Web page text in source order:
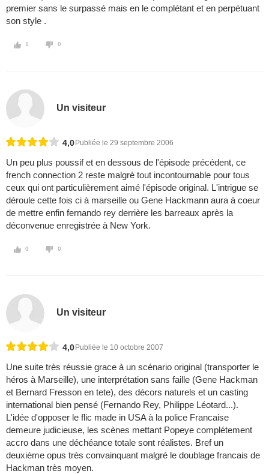
premier sans le surpassé mais en le complétant et en perpétuant
son style .
1 0
Un visiteur
4,0 Publiée le 29 septembre 2006
Un peu plus poussif et en dessous de l'épisode précédent, ce
french connection 2 reste malgré tout incontournable pour tous
ceux qui ont particulièrement aimé l'épisode original. L'intrigue se
déroule cette fois ci à marseille ou Gene Hackmann aura à coeur
de mettre enfin fernando rey derrière les barreaux après la
déconvenue enregistrée à New York.
0 0
Un visiteur
4,0 Publiée le 10 octobre 2007
Une suite très réussie grace à un scénario original (transporter le
héros à Marseille), une interprétation sans faille (Gene Hackman
et Bernard Fresson en tete), des décors naturels et un casting
international bien pensé (Fernando Rey, Philippe Léotard...).
L'idée d'opposer le flic made in USA à la police Francaise
demeure judicieuse, les scènes mettant Popeye complétement
accro dans une déchéance totale sont réalistes. Bref un
deuxième opus très convainquant malgré le doublage francais de
Hackman très moyen.